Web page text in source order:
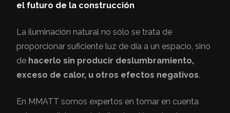
el futuro de la construcción
La iluminación natural no sólo se trata de
proporcionar suficiente luz de día a un espacio, sino
de hacerlo sin producir deslumbramiento,
exceso de calor, u otros efectos negativos.
En MMATT somos expertos en tomar en cuenta